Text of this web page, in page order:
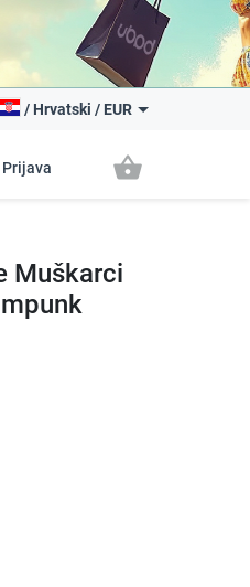
/ Hrvatski / EUR
Prijava shopping_basket
Muškarci